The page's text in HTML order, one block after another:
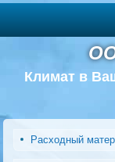
Климат в
Расходный